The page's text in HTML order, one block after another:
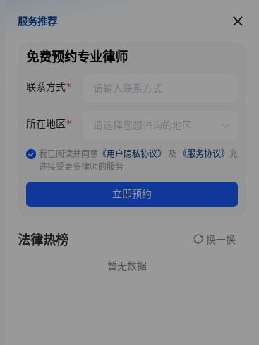
服务推荐
服务推荐
免费预约专业律师
联系方式
所在地区
我已阅读并同意 《用户隐私协议》 及 《服务协议》 允
许接受更多律师的服务
立即预约
法律热榜 换一换
暂无数据